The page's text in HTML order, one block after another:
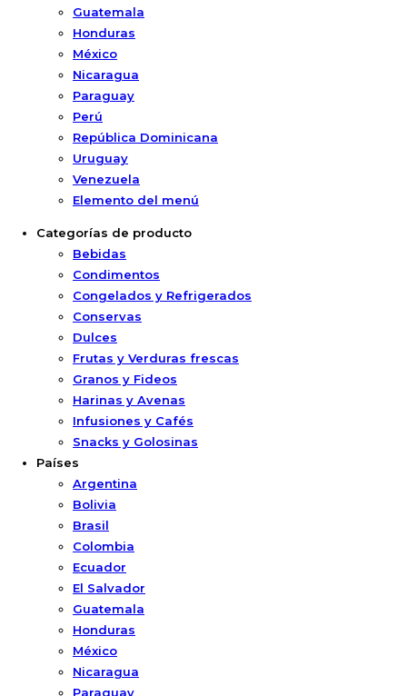
Guatemala
Honduras
México
Nicaragua
Paraguay
Perú
República Dominicana
Uruguay
Venezuela
Elemento del menú
Categorías de producto
Bebidas
Condimentos
Congelados y Refrigerados
Conservas
Dulces
Frutas y Verduras frescas
Granos y Fideos
Harinas y Avenas
Infusiones y Cafés
Snacks y Golosinas
Países
Argentina
Bolivia
Brasil
Colombia
Ecuador
El Salvador
Guatemala
Honduras
México
Nicaragua
Paraguay